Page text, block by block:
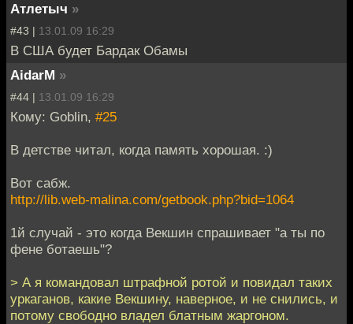
Атлетыч »
#43 | 13.01.09 16:29
В США будет Бардак Обамы
AidarM »
#44 | 13.01.09 16:29
Кому: Goblin, #25
В детстве читал, когда память хорошая. :)
Вот сабж.
http://lib.web-malina.com/getbook.php?bid=1064
1й случай - это когда Векшин спрашивает "а ты по
фене ботаешь"?
> А я командовал штрафной ротой и повидал таких
уркаганов, какие Векшину, наверное, и не снились, и
потому свободно владел блатным жаргоном.